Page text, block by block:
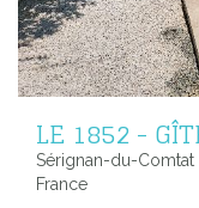
LE 1852 -
Sérignan-du-Comtat
France